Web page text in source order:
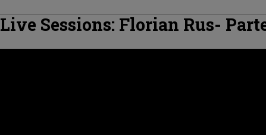
Live Sessions: Florian Rus-